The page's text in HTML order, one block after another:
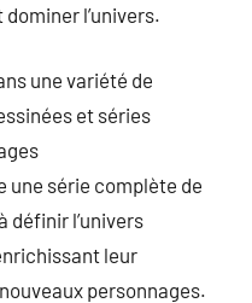
l’univers.
une variété de
et séries
une série complète de
définir l’univers
leur
personnages.